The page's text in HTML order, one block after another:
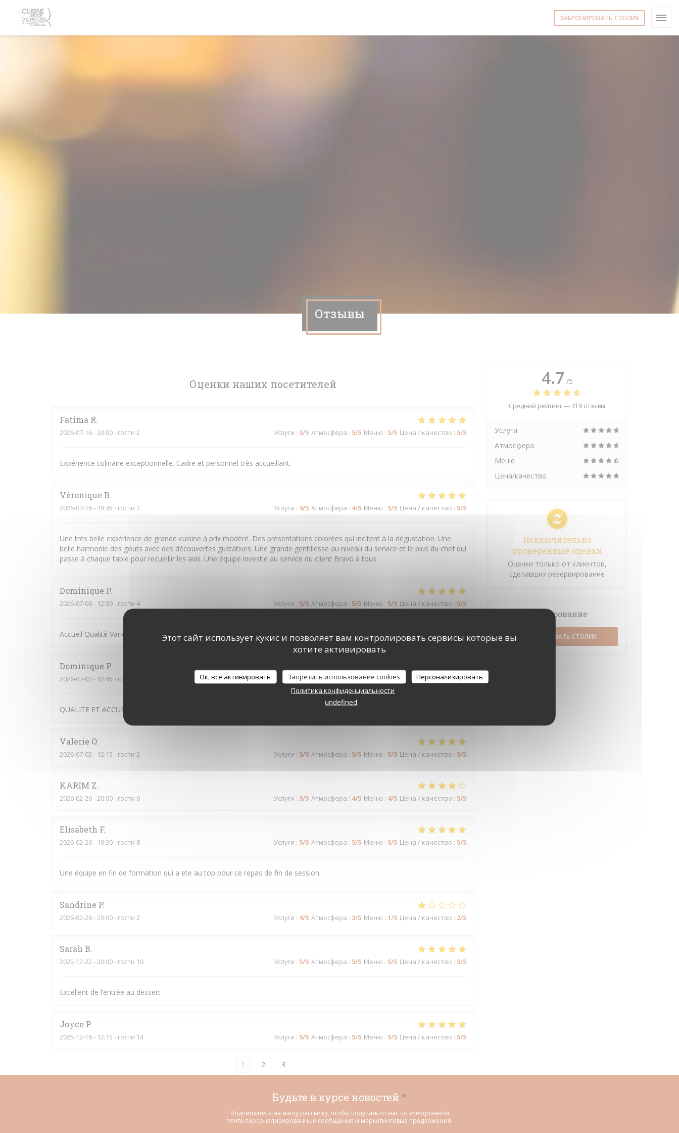
Этот сайт использует кукис и позволяет вам контролировать сервисы которые вы
хотите активировать
Ок, все активировать Запретить использование cookies
Персонализировать
Политика конфиденциальности
undefined
ЗАБРОНИРОВАТЬ СТОЛИК
Отзывы
Оценки наших посетителей
Fatima R
2026-07-16- 20:00 - гости 2 Услуги : 5/5 Атмосфера : 5/5 Меню : 5/5 Цена / качество : 5/5
Expérience culinaire exceptionnelle. Cadre et personnel très accueillant.
Véronique B
2026-07-16- 19:45 - гости 2 Услуги : 4/5 Атмосфера : 4/5 Меню : 5/5 Цена / качество : 5/5
Une très belle expérience de grande cuisine à prix modéré. Des présentations colorées qui incitent à la dégustation. Une
belle harmonie des gouts avec des découvertes gustatives. Une grande gentillesse au niveau du service et le plus du chef qui
passe à chaque table pour recueillir les avis. Une équipe investie au service du client Bravo à tous
Dominique P
2026-07-09- 12:30 - гости 4 Услуги : 5/5 Атмосфера : 5/5 Меню : 5/5 Цена / качество : 5/5
Accueil Qualité Variété
Dominique P
2026-07-02 - 12:45 - гости 2 Услуги: 5/5 Атмосфера:5/5 Меню:5/5 Цена / качество: 5/5
QUALITE ET ACCUEIL
Valerie O
2026-07-02 - 12:15 - гости 2 Услуги : 5/5 Атмосфера : 5/5 Меню : 5/5 Цена / качество : 5/5
KARIM Z
2026-02-26- 20:00 - гости 6 Услуги : 3/5 Атмосфера : 4/5 Меню : 4/5 Цена / качество : 5/5
Elisabeth F
2026-02-26- 19:30 - гости 8 Услуги : 5/5 Атмосфера : 5/5 Меню : 5/5 Цена / качество : 5/5
Une équipe en fin de formation qui a ete au top pour ce repas de fin de session.
Sandrine P
2026-02-26- 20:00 - гости 2 Услуги : 4/5 Атмосфера : 3/5 Меню : 1/5 Цена / качество : 2/5
Sarah B
2025-12-22 - 20:00 - гости 10 Услуги : 5/5 Атмосфера : 5/5 Меню : 5/5 Цена / качество : 5/5
Excellent de l’entrée au dessert
Joyce P
2025-12-16- 12:15 - гости 14 Услуги : 5/5 Атмосфера : 5/5 Меню : 5/5 Цена / качество : 5/5
1 2 3
4.7 /5
Средний рейтинг —319 отзывы
Услуги
Атмосфера
Меню
Цена/качество
Исключительно
проверенные оценки
Оценки только от клиентов,
сделавших резервирование
Бронирование
ЗАБРОНИРОВАТЬ СТОЛИК
Будьте в курсе новостей *
Подпишитесь на нашу рассылку, чтобы получать от нас по электронной
почте персонализированные сообщения и маркетинговые предложения.